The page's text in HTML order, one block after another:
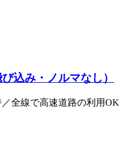
込み・ノルマなし）
全線で高速道路の利用OK